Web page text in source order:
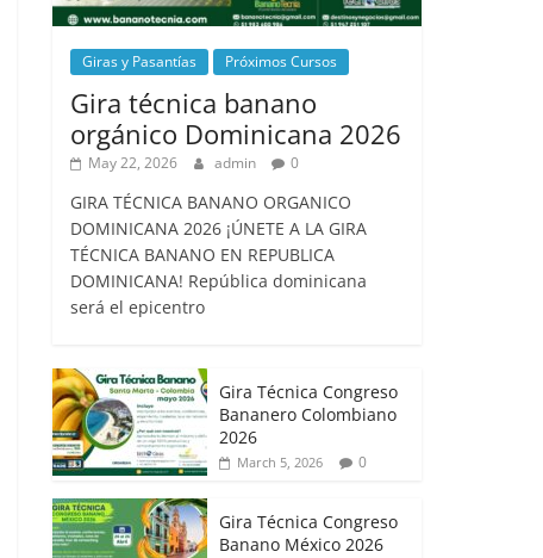
Giras y Pasantías Próximos Cursos
Gira técnica banano
orgánico Dominicana 2026
May 22, 2026 admin 0
GIRA TÉCNICA BANANO ORGANICO
DOMINICANA 2026 ¡ÚNETE A LA GIRA
TÉCNICA BANANO EN REPUBLICA
DOMINICANA! República dominicana
será el epicentro
Gira Técnica Congreso
Bananero Colombiano
2026
March 5, 2026 0
Gira Técnica Congreso
Banano México 2026